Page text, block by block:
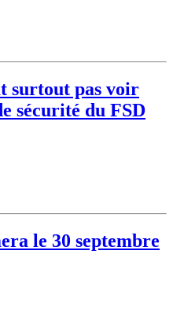
surtout pas voir
sécurité du FSD
le 30 septembre